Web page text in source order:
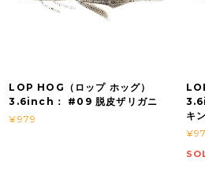
LOP HOG（ロップ ホッグ）
3.6inch： #09 脱皮ザリガニ
¥979
キ